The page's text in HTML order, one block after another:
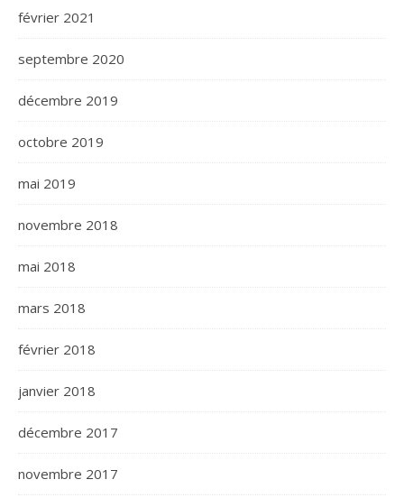
février 2021
septembre 2020
décembre 2019
octobre 2019
mai 2019
novembre 2018
mai 2018
mars 2018
février 2018
janvier 2018
décembre 2017
novembre 2017